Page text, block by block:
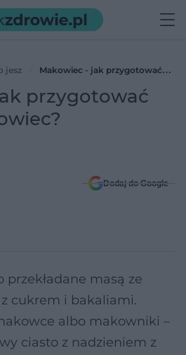
jesz
Makowiec - jak przygotować
przygotować
Dodaj do Google
masą ze
cukrem i bakaliami.
albo makowniki –
ciasto z nadzieniem z